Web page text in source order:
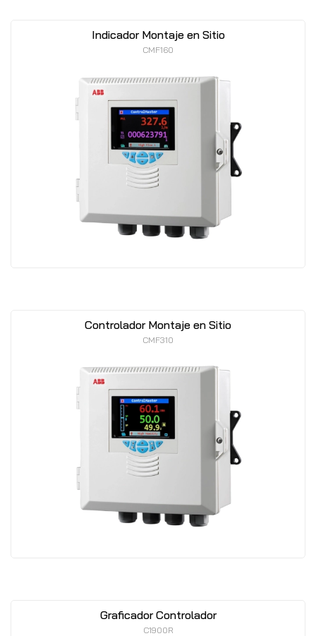
Indicador Montaje en Sitio
CMF160
Controlador Montaje en Sitio
CMF310
Graficador Controlador
C1900R